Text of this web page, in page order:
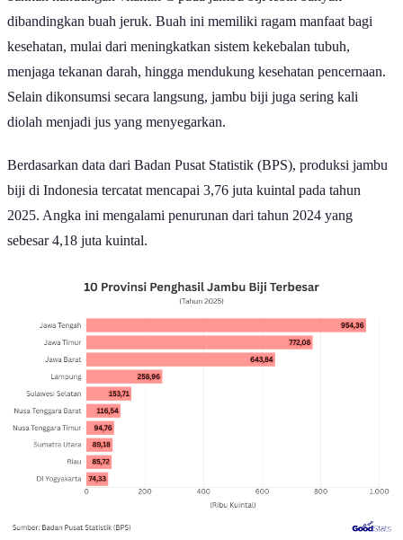
dibandingkan buah jeruk. Buah ini memiliki ragam manfaat bagi
kesehatan, mulai dari meningkatkan sistem kekebalan tubuh,
menjaga tekanan darah, hingga mendukung kesehatan pencernaan.
Selain dikonsumsi secara langsung, jambu biji juga sering kali
diolah menjadi jus yang menyegarkan.
Berdasarkan data dari Badan Pusat Statistik (BPS), produksi jambu
biji di Indonesia tercatat mencapai 3,76 juta kuintal pada tahun
2025. Angka ini mengalami penurunan dari tahun 2024 yang
sebesar 4,18 juta kuintal.